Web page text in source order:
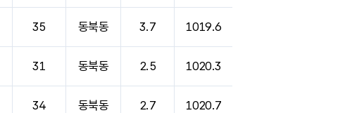
35 동북동 3.7 1019.6
31 동북동 2.5 1020.3
34 동북동 2.7 1020.7